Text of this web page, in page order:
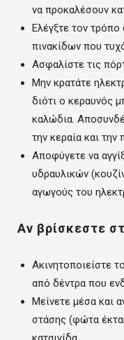
να προκαλέσουν
Ελέγξτε τον
πινακίδων που
Ασφαλίστε τις
Μην κρατάτε
διότι ο κεραυνός
καλώδια.
την κεραία και
Αποφύγετε να
υδραυλικών
αγωγούς του
Αν βρίσκεστε
Ακινητοποιείστε
από δέντρα που
Μείνετε μέσα και
στάσης (φώτα